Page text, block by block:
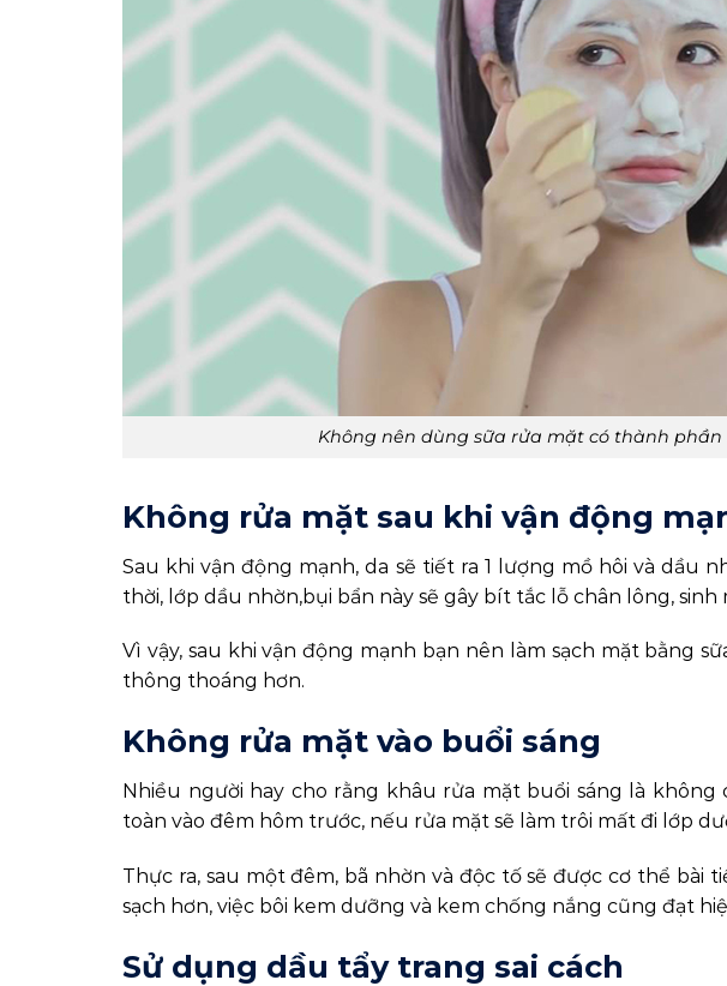
Không nên dùng sữa rửa mặt có thành
Không rửa mặt sau khi vận động
Sau khi vận động mạnh, da sẽ tiết ra 1 lượng mồ hôi và dầu
thời, lớp dầu nhờn,bụi bẩn này sẽ gây bít tắc lỗ chân lông,
Vì vậy, sau khi vận động mạnh bạn nên làm sạch mặt bằng
thông thoáng hơn.
Không rửa mặt vào buổi sáng
Nhiều người hay cho rằng khâu rửa mặt buổi sáng là
toàn vào đêm hôm trước, nếu rửa mặt sẽ làm trôi mất đi lớp
Thực ra, sau một đêm, bã nhờn và độc tố sẽ được cơ thể bài
sạch hơn, việc bôi kem dưỡng và kem chống nắng cũng đạt
Sử dụng dầu tẩy trang sai cách